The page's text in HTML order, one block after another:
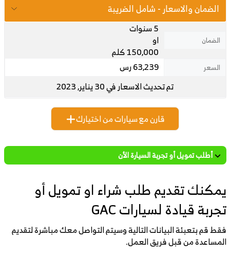
الضمان والاسعار - شامل الضريبة
الضمان
5 سنوات
او
150,000 كلم
السعر
63,239 رس
تم تحديث الاسعار في 30 يناير, 2023
قارن مع سيارات من اختيارك
أطلب تمويل أو تجربة السيارة الأن
يمكنك تقديم طلب شراء او تمويل أو
تجربة قيادة لسيارات GAC
فقط قم بتعبئة البيانات التالية وسيتم التواصل معك مباشرة لتقديم
المساعدة من قبل فريق العمل.